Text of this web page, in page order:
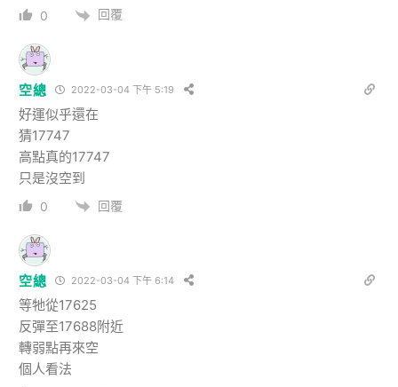
0 回覆
空總 2022-03-04 下午 5:19
好運似乎還在
猜17747
高點真的17747
只是沒空到
0 回覆
空總 2022-03-04 下午 6:14
等牠從17625
反彈至17688附近
轉弱點再來空
個人看法